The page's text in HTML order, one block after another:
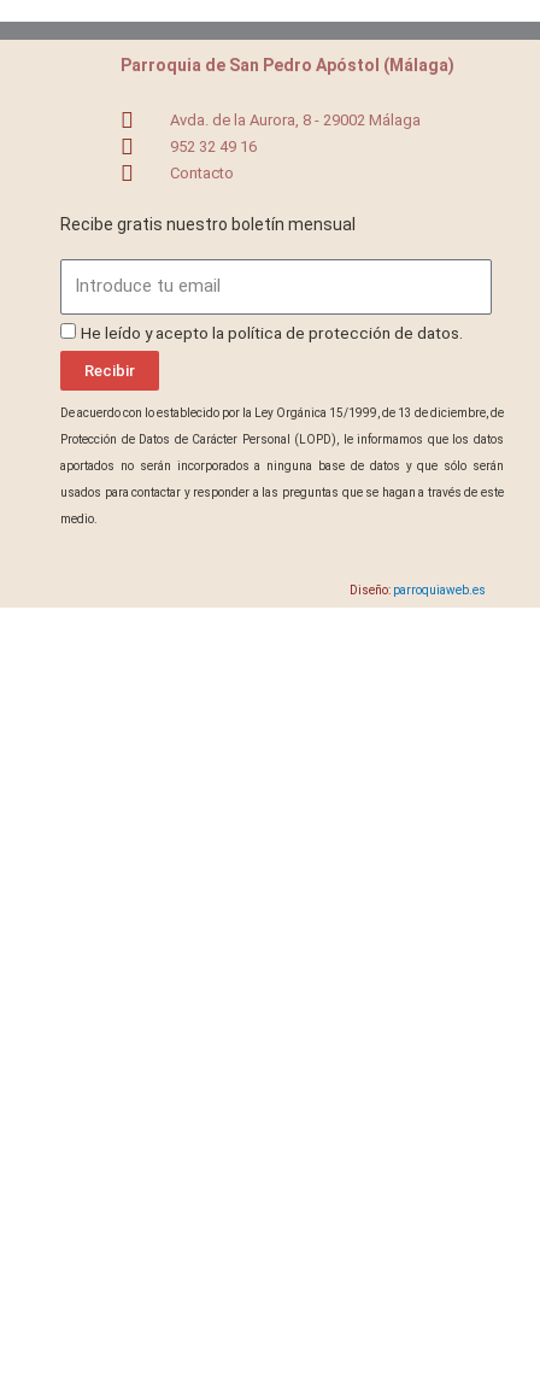
Parroquia de San Pedro Apóstol (Málaga)
Avda. de la Aurora, 8 - 29002 Málaga
952 32 49 16
Contacto
Recibe gratis nuestro boletín mensual
ProteccionDatos
He leído y acepto la política de protección de datos.
Recibir
De acuerdo con lo establecido por la Ley Orgánica 15/1999, de 13 de diciembre, de
Protección de Datos de Carácter Personal (LOPD), le informamos que los datos
aportados no serán incorporados a ninguna base de datos y que sólo serán
usados para contactar y responder a las preguntas que se hagan a través de este
medio.
Diseño: parroquiaweb.es